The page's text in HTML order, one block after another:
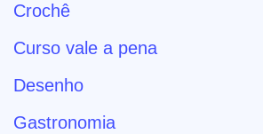
Crochê
Curso vale a pena
Desenho
Gastronomia